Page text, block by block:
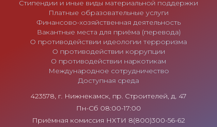
Стипендии и иные виды материальной поддержки
Платные образовательные услуги
Финансово-хозяйственная деятельность
Вакантные места для приёма (перевода)
О противодействии идеологии терроризма
О противодействии коррупции
О противодействии наркотикам
Международное сотрудничество
Доступная среда
423578, г. Нижнекамск, пр. Строителей, д. 47
Пн-Сб 08:00-17:00
Приёмная комиссия НХТИ 8(800)300-56-62